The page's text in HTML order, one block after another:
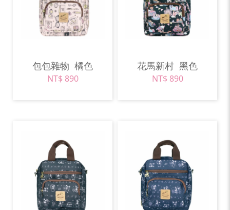
包包雜物 橘色
NT$ 890
花馬新村 黑色
NT$ 890